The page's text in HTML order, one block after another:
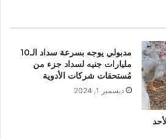
مدبولي يوجه بسرعة سداد الـ10
مليارات جنيه لسداد جزء من
مُستحقات شركات الأدوية
ديسمبر 1, 2024